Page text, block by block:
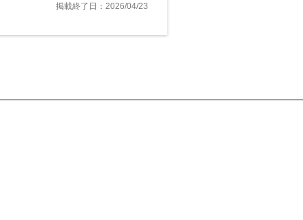
掲載終了日：2026/04/23